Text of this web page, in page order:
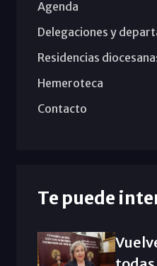
Agenda
Delegaciones y
Residencias
Hemeroteca
Contacto
Te puede